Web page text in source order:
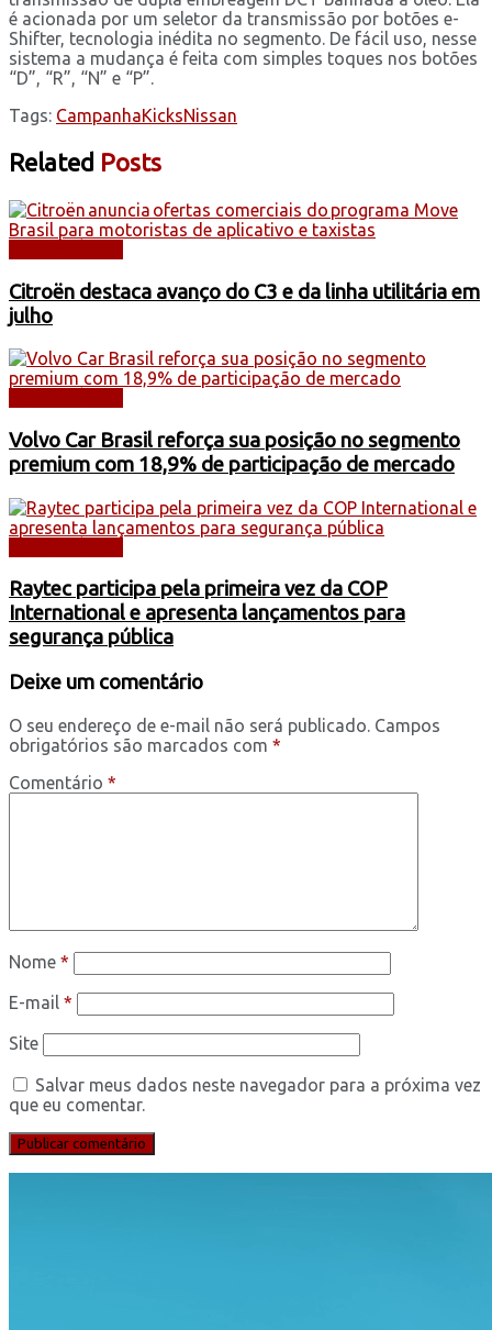
é acionada por um seletor da transmissão por botões e-
Shifter, tecnologia inédita no segmento. De fácil uso, nesse
sistema a mudança é feita com simples toques nos botões
“D”, “R”, “N” e “P”.
Tags: CampanhaKicksNissan
Related Posts
Citroën destaca avanço do C3 e da linha utilitária em
julho
Volvo Car Brasil reforça sua posição no segmento
premium com 18,9% de participação de mercado
Raytec participa pela primeira vez da COP
International e apresenta lançamentos para
segurança pública
Deixe um comentário
O seu endereço de e-mail não será publicado. Campos
obrigatórios são marcados com *
Comentário *
Nome *
E-mail *
Site
Salvar meus dados neste navegador para a próxima vez
que eu comentar.